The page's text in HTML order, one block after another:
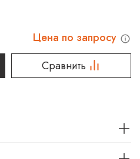
Цена по запросу
Сравнить